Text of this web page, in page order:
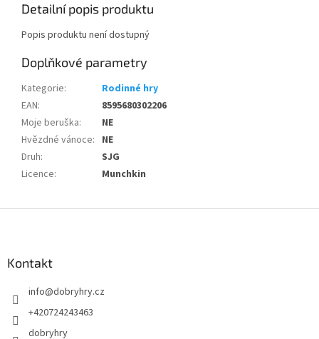
Detailní popis produktu
Popis produktu není dostupný
Doplňkové parametry
Kategorie:
Rodinné hry
EAN:
8595680302206
Moje beruška:
NE
Hvězdné vánoce: NE
Druh:
SJG
Licence: Munchkin
Kontakt
info@dobryhry.cz
+420724243463
dobryhry